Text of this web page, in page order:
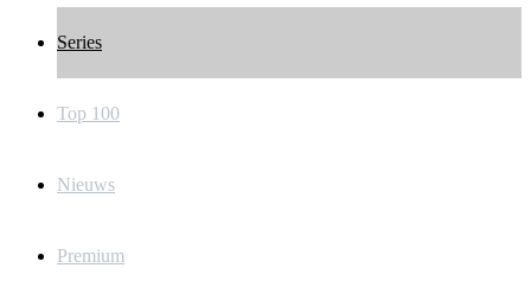
Series
Top 100
Nieuws
Premium